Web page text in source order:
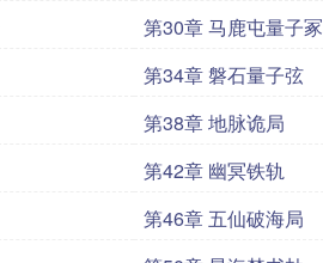
第30章 马鹿屯量子冢
第34章 磐石量子弦
第38章 地脉诡局
第42章 幽冥铁轨
第46章 五仙破海局